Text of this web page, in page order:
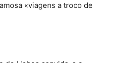
«viagens a troco de